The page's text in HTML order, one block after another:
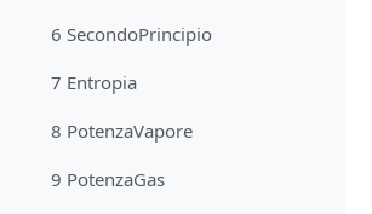
6 SecondoPrincipio
7 Entropia
8 PotenzaVapore
9 PotenzaGas